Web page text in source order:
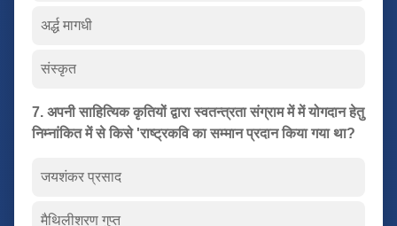
अर्द्ध मागधी
संस्कृत
7. अपनी साहित्यिक कृतियों द्वारा स्वतन्त्रता संग्राम में में योगदान हेतु
निम्नांकित में से किसे 'राष्ट्रकवि का सम्मान प्रदान किया गया था?
जयशंकर प्रसाद
मैथिलीशरण गुप्त